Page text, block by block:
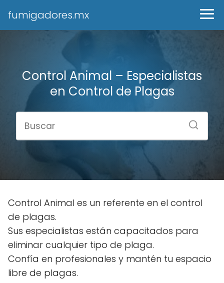
fumigadores.mx
Control Animal – Especialistas
en Control de Plagas
Control Animal es un referente en el control
de plagas.
Sus especialistas están capacitados para
eliminar cualquier tipo de plaga.
Confía en profesionales y mantén tu espacio
libre de plagas.